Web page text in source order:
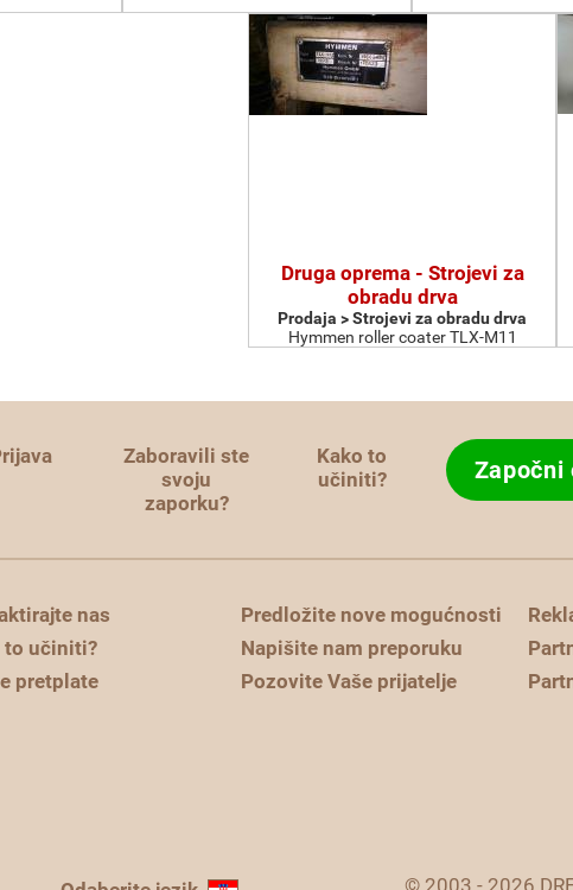
Druga oprema - Strojevi za
obradu drva
Prodaja > Strojevi za obradu drva
Hymmen roller coater TLX-M11
Zaboravili ste
svoju
zaporku?
Kako to
učiniti?
Započni
nas
to učiniti?
pretplate
Predložite nove mogućnosti
Napišite nam preporuku
Pozovite Vaše prijatelje
© 2003 - 2026